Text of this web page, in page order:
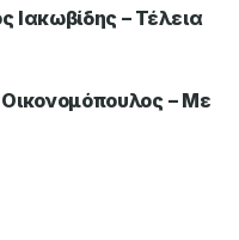
Ιακωβίδης – Τέλεια
Οικονομόπουλος – Με